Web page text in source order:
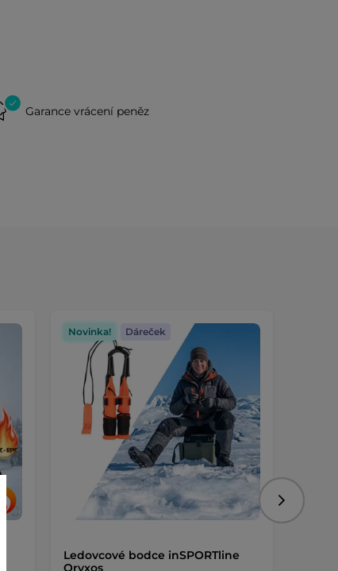
Garance vrácení peněz
Ledovcové bodce inSPORTline
Oryxos
Novinka! Dáreček